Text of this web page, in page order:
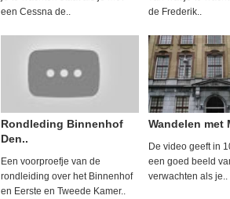
een Cessna de..
de Frederik..
Rondleding Binnenhof
Den..
Een voorproefje van de
rondleiding over het Binnenhof
en Eerste en Tweede Kamer..
Wandelen met
De video geeft in
een goed beeld
verwachten als je..